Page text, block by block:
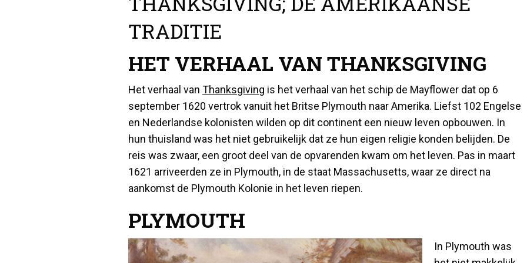
TRADITIE
HET VERHAAL VAN THANKSGIVING
Het verhaal vanThanksgiving is het verhaal van het schip de Mayflower dat op 6
september 1620 vertrok vanuit het Britse Plymouth naar Amerika. Liefst 102 Engelse
en Nederlandse kolonisten wilden op dit continent een nieuw leven opbouwen. In
hun thuisland was het niet gebruikelijk dat ze hun eigen religie konden belijden. De
reis was zwaar, een groot deel van de opvarenden kwam om het leven. Pas in maart
1621 arriveerden ze in Plymouth, in de staat Massachusetts, waar ze direct na
aankomst de Plymouth Kolonie in het leven riepen.
PLYMOUTH
In Plymouth was